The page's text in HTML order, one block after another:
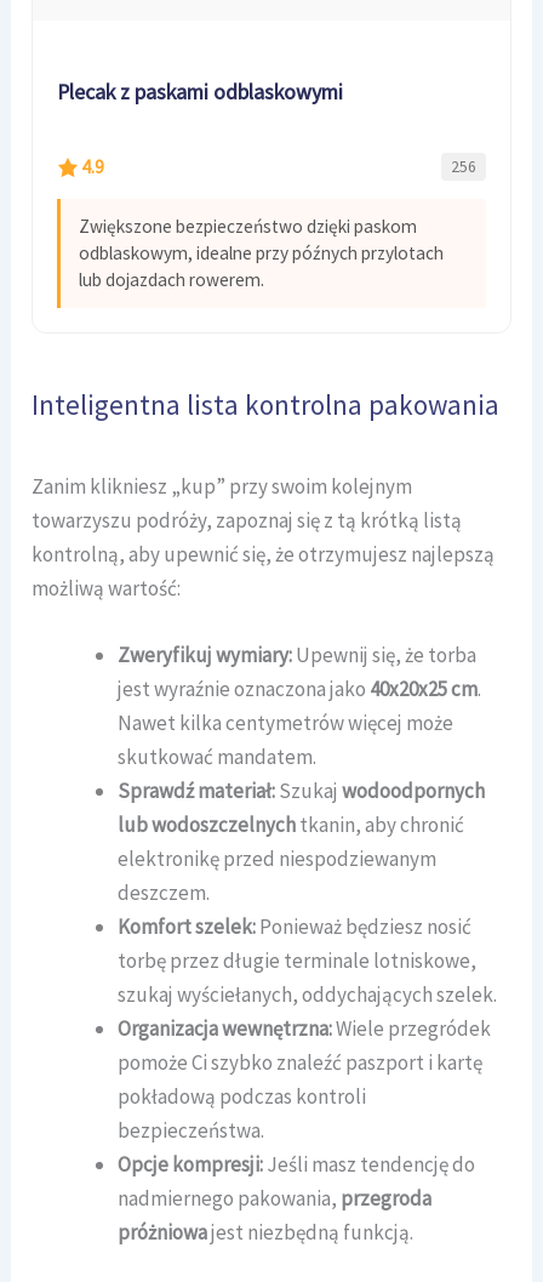
Plecak z paskami odblaskowymi
4.9 256
Zwiększone bezpieczeństwo dzięki paskom
odblaskowym, idealne przy późnych przylotach
lub dojazdach rowerem.
Inteligentna lista kontrolna pakowania
Zanim klikniesz „kup” przy swoim kolejnym
towarzyszu podróży, zapoznaj się z tą krótką listą
kontrolną, aby upewnić się, że otrzymujesz najlepszą
możliwą wartość:
Zweryfikuj wymiary:Upewnij się, że torba
jest wyraźnie oznaczona jako 40x20x25 cm.
Nawet kilka centymetrów więcej może
skutkować mandatem.
Sprawdź materiał:Szukajwodoodpornych
lub wodoszczelnychtkanin, aby chronić
elektronikę przed niespodziewanym
deszczem.
Komfort szelek:Ponieważ będziesz nosić
torbę przez długie terminale lotniskowe,
szukaj wyściełanych, oddychających szelek.
Organizacja wewnętrzna:Wiele przegródek
pomoże Ci szybko znaleźć paszport i kartę
pokładową podczas kontroli
bezpieczeństwa.
Opcje kompresji:Jeśli masz tendencję do
nadmiernego pakowania, przegroda
próżniowajest niezbędną funkcją.